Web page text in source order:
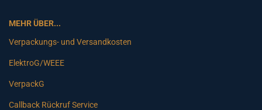
MEHR ÜBER...
Verpackungs- und Versandkosten
ElektroG/WEEE
VerpackG
Callback Rückruf Service